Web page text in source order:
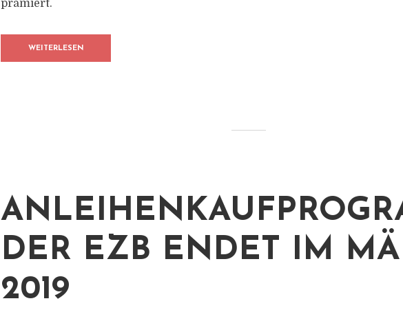
prämiert.
WEITERLESEN
DER EZB ENDET IM
2019